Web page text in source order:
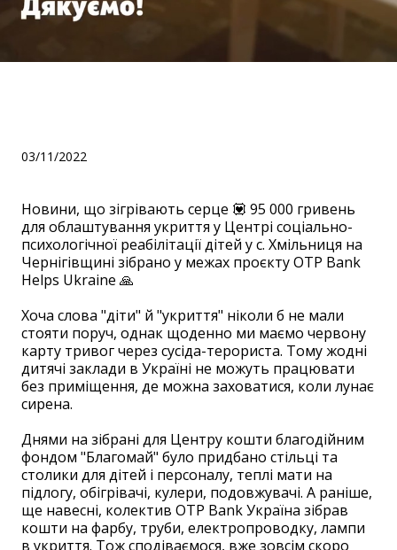
03/11/2022
Новини, що зігрівають серце 💟 95 000 гривень
для облаштування укриття у Центрі соціально-
психологічної реабілітації дітей у с. Хмільниця на
Чернігівщині зібрано у межах проєкту OTP Bank
Helps Ukraine 🙏
Хоча слова "діти" й "укриття" ніколи б не мали
стояти поруч, однак щоденно ми маємо червону
карту тривог через сусіда-терориста. Тому жодні
дитячі заклади в Україні не можуть працювати
без приміщення, де можна заховатися, коли лунає
сирена.
Днями на зібрані для Центру кошти благодійним
фондом "Благомай" було придбано стільці та
столики для дітей і персоналу, теплі мати на
підлогу, обігрівачі, кулери, подовжувачі. А раніше,
ще навесні, колектив OTP Bank Україна зібрав
кошти на фарбу, труби, електропроводку, лампи
в укриття. Тож сподіваємося, вже зовсім скоро